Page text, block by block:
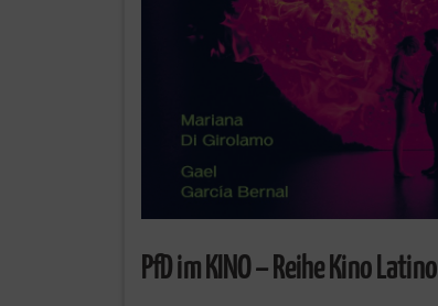
PfD im KINO – Reihe Kino Latino